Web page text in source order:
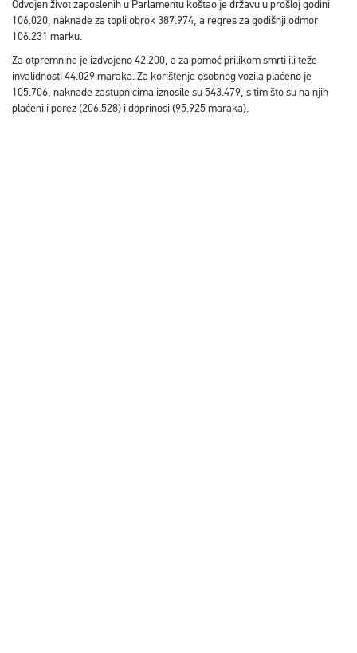
Odvojen život zaposlenih u Parlamentu koštao je državu u prošloj godini
106.020, naknade za topli obrok 387.974, a regres za godišnji odmor
106.231 marku.
Za otpremnine je izdvojeno 42.200, a za pomoć prilikom smrti ili teže
invalidnosti 44.029 maraka. Za korištenje osobnog vozila plaćeno je
105.706, naknade zastupnicima iznosile su 543.479, s tim što su na njih
plaćeni i porez (206.528) i doprinosi (95.925 maraka).